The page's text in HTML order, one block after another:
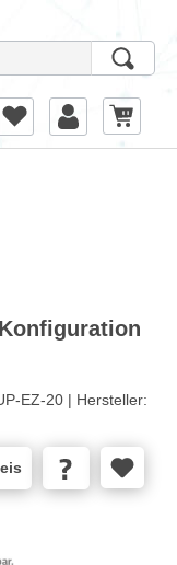
EZ-20 | Hersteller: